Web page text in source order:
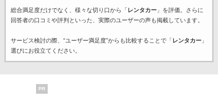
総合満足度だけでなく、様々な切り口から「 レンタカー」を評価。さらに
回答者の口コミや評判といった、実際のユーザーの声も掲載しています。
サービス検討の際、“ユーザー満足度”からも比較することで「 レンタカー」
選びにお役立てください。
PR